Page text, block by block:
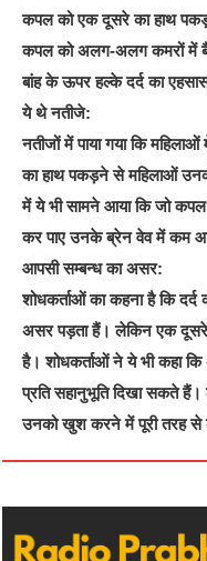
कपल को एक दूसरे का हाथ
कपल को अलग-अलग कमरों में
बांह के ऊपर हल्के दर्द का
ये थे नतीजे:
नतीजों में पाया गया कि
का हाथ पकड़ने से महिलाओं
में ये भी सामने आया कि जो
कर पाए उनके ब्रेन वेव में कम
आपसी सम्बन्ध का असर:
शोधकर्ताओं का कहना है कि
असर पड़ता हैं। लेकिन एक
है। शोधकर्ताओं ने ये भी कहा
प्रति सहानुभूति दिखा सकते
उनको खुश करने में पूरी तरह से